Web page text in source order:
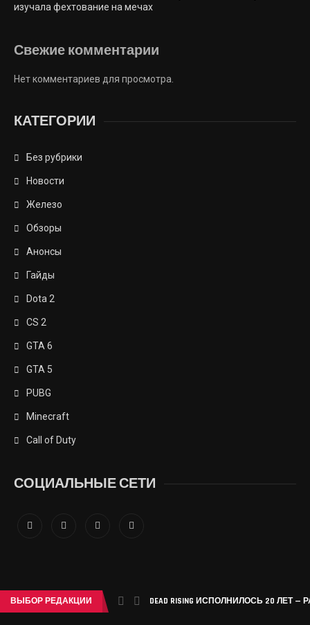
изучала фехтование на мечах
Свежие комментарии
Нет комментариев для просмотра.
КАТЕГОРИИ
Без рубрики
Новости
Железо
Обзоры
Анонсы
Гайды
Dota 2
CS 2
GTA 6
GTA 5
PUBG
Minecraft
Call of Duty
СОЦИАЛЬНЫЕ СЕТИ
ВЫБОР РЕДАКЦИИ DEAD RISING ИСПОЛНИЛОСЬ 20 ЛЕТ